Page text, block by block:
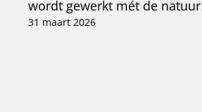
wordt gewerkt mét de
natuur.
31 maart 2026